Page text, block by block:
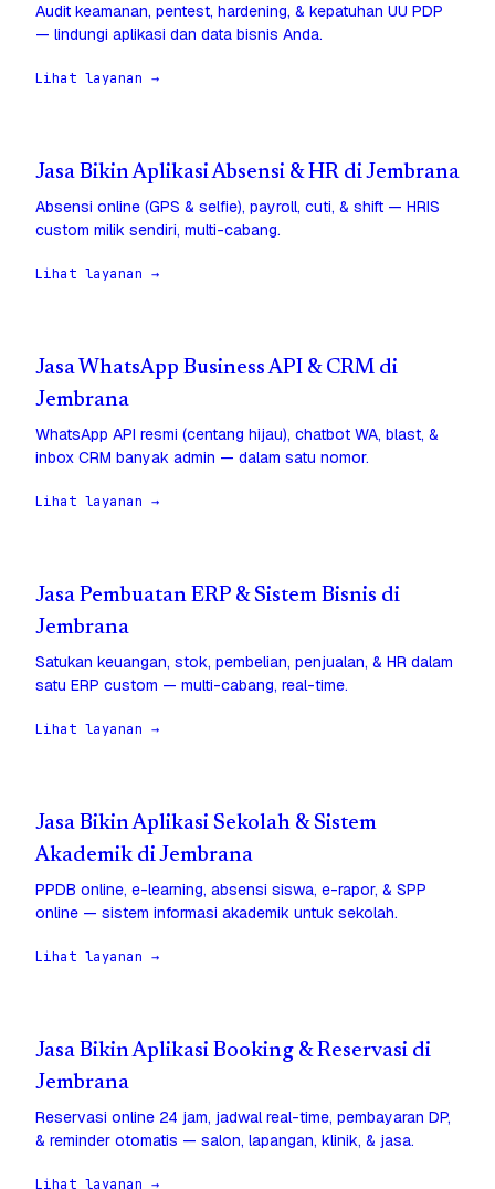
Audit keamanan, pentest, hardening, & kepatuhan UU PDP
— lindungi aplikasi dan data bisnis Anda.
Lihat layanan →
Jasa Bikin Aplikasi Absensi & HR di Jembrana
Absensi online (GPS & selfie), payroll, cuti, & shift — HRIS
custom milik sendiri, multi-cabang.
Lihat layanan →
Jasa WhatsApp Business API & CRM di
Jembrana
WhatsApp API resmi (centang hijau), chatbot WA, blast, &
inbox CRM banyak admin — dalam satu nomor.
Lihat layanan →
Jasa Pembuatan ERP & Sistem Bisnis di
Jembrana
Satukan keuangan, stok, pembelian, penjualan, & HR dalam
satu ERP custom — multi-cabang, real-time.
Lihat layanan →
Jasa Bikin Aplikasi Sekolah & Sistem
Akademik di Jembrana
PPDB online, e-learning, absensi siswa, e-rapor, & SPP
online — sistem informasi akademik untuk sekolah.
Lihat layanan →
Jasa Bikin Aplikasi Booking & Reservasi di
Jembrana
Reservasi online 24 jam, jadwal real-time, pembayaran DP,
& reminder otomatis — salon, lapangan, klinik, & jasa.
Lihat layanan →